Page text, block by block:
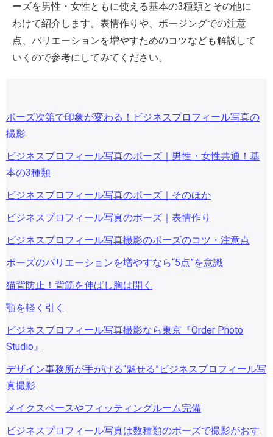
ーズを男性・女性ともに使える基本の3種類とその他に
わけて紹介します。表情作りや、ポージングでの注意
点、バリエーションを増やすためのコツなども解説して
いくので参考にしてみてください。
ポーズ次第で印象が変わる！ビジネスプロフィール写真の
撮影
ビジネスプロフィール写真のポーズ｜男性・女性共通！基
本の3種類
ビジネスプロフィール写真のポーズ｜そのほか
ビジネスプロフィール写真のポーズ｜表情作り
ビジネスプロフィール写真撮影のポーズのコツ・注意点
ポーズのバリエーションを増やすなら“5点”を意識
猫背防止！背筋を伸ばし胸は開く
顎を軽く引く
ビジネスプロフィール写真撮影なら東京『Order Photo
Studio』
デザイン事務所が手がける“魅せる”ビジネスプロフィール写
真撮影
メイクスペースやフィッティングルーム完備
ビジネスプロフィール写真は数種類のポーズで撮影がおす